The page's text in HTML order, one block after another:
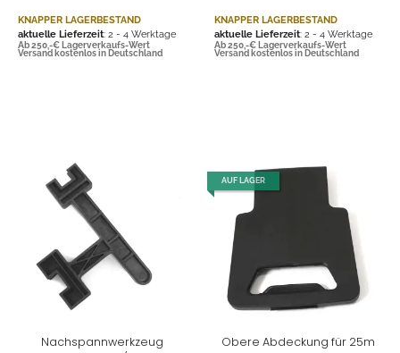
KNAPPER LAGERBESTAND
aktuelle Lieferzeit: 2 - 4 Werktage
Ab 250,-€ Lagerverkaufs-Wert
Versand kostenlos in Deutschland
KNAPPER LAGERBESTAND
aktuelle Lieferzeit: 2 - 4 Werktage
Ab 250,-€ Lagerverkaufs-Wert
Versand kostenlos in Deutschland
Nachspannwerkzeug
AUF LAGER
Obere Abdeckung für 25m